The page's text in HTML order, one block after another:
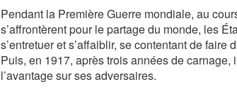
Pendant la Première Guerre mondiale, au
s’affrontèrent pour le partage du monde, les
s’entretuer et s’affaiblir, se contentant de
Puis, en 1917, après trois années de
l’avantage sur ses adversaires.